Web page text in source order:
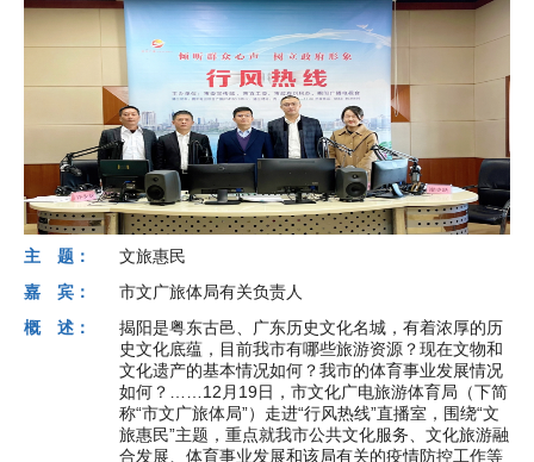
主 题：
文旅惠民
嘉 宾：
市文广旅体局有关负责人
概 述：
揭阳是粤东古邑、广东历史文化名城，有着浓厚的历
史文化底蕴，目前我市有哪些旅游资源？现在文物和
文化遗产的基本情况如何？我市的体育事业发展情况
如何？……12月19日，市文化广电旅游体育局（下简
称“市文广旅体局”）走进“行风热线”直播室，围绕“文
旅惠民”主题，重点就我市公共文化服务、文化旅游融
合发展、体育事业发展和该局有关的疫情防控工作等